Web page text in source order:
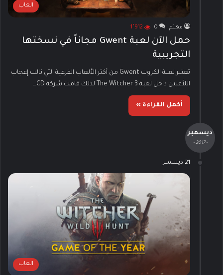
العاب
مهتم 0 1٬912
حمل الآن لعبة Gwent مجاناً في نسختها
التجريبية
تعتبر لعبة الكروت Gwent من أكثر الألعاب الفرعية التي نالت إعجاب
اللأعبين داخل لعبة The Witcher 3 لذلك قامت شركة CD…
أكمل القراءة »
ديسمبر
- 2017 -
21 ديسمبر
العاب